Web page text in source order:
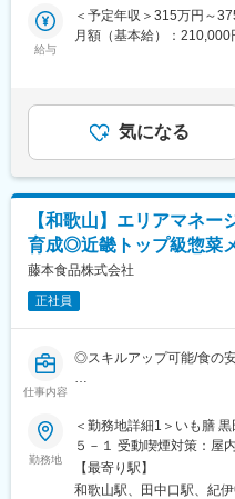
す。彼らの労務管理や教
します。現場と連携する
◎総務業務の幅広い知識
盤を支えるスキルが身に
■こだわり
https://
■商品について
https://
変更の範囲：会社の定める
給与
＜予定年収＞315万円～
月額（基本給）：
気になる
【和歌山】エリアマネ
育成◎近畿トップ級惣菜
藤本食品株式会社
正社員
仕事内容
◎スキルアップ可能/食の
当社が展開している外食
を統括し、売上・人件費
サポートしながら、全店
割です。
勤務地
＜勤務地詳細1＞いも膳
５－１ 受動喫煙対策：屋
町店住所：和歌山県和歌
屋内全面禁煙変更の範囲
【最寄り駅】
和歌山駅、田中口駅、紀